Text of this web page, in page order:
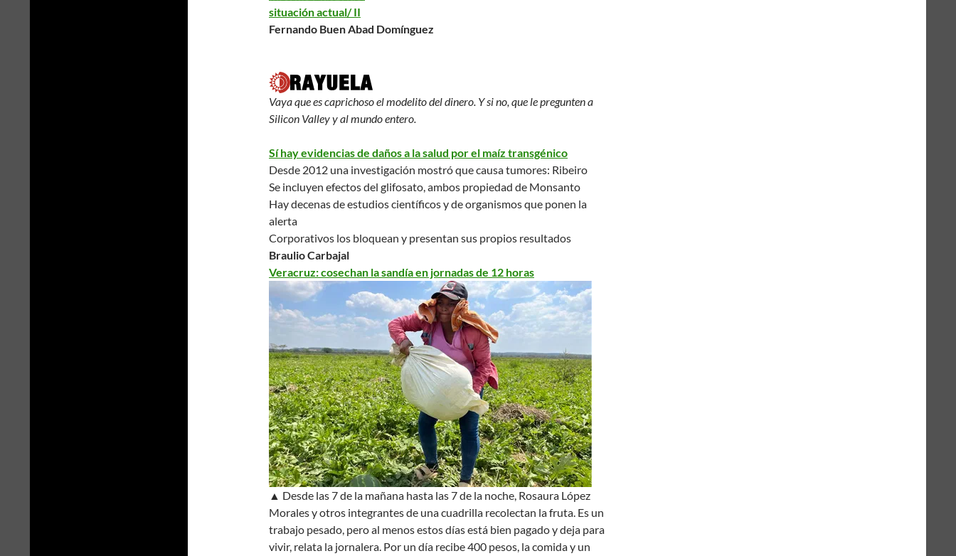
situación actual/ II
Fernando Buen Abad Domínguez
Vaya que es caprichoso el modelito del dinero. Y si no, que le pregunten a
Silicon Valley y al mundo entero.
Sí hay evidencias de daños a la salud por el maíz transgénico
Desde 2012 una investigación mostró que causa tumores: Ribeiro
Se incluyen efectos del glifosato, ambos propiedad de Monsanto
Hay decenas de estudios científicos y de organismos que ponen la
alerta
Corporativos los bloquean y presentan sus propios resultados
Braulio Carbajal
Veracruz: cosechan la sandía en jornadas de 12 horas
▲ Desde las 7 de la mañana hasta las 7 de la noche, Rosaura López
Morales y otros integrantes de una cuadrilla recolectan la fruta. Es un
trabajo pesado, pero al menos estos días está bien pagado y deja para
vivir, relata la jornalera. Por un día recibe 400 pesos, la comida y un